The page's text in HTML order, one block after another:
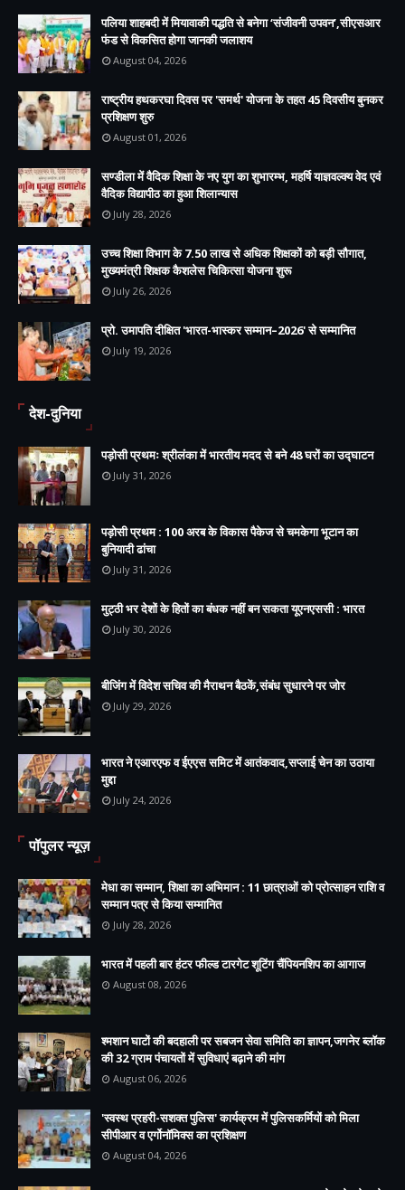
पलिया शाहबदी में मियावाकी पद्धति से बनेगा ‘संजीवनी उपवन’,सीएसआर
फंड से विकसित होगा जानकी जलाशय
August 04, 2026
राष्ट्रीय हथकरघा दिवस पर 'समर्थ' योजना के तहत 45 दिवसीय बुनकर
प्रशिक्षण शुरु
August 01, 2026
सण्डीला में वैदिक शिक्षा के नए युग का शुभारम्भ, महर्षि याज्ञवल्क्य वेद एवं
वैदिक विद्यापीठ का हुआ शिलान्यास
July 28, 2026
उच्च शिक्षा विभाग के 7.50 लाख से अधिक शिक्षकों को बड़ी सौगात,
मुख्यमंत्री शिक्षक कैशलेस चिकित्सा योजना शुरू
July 26, 2026
प्रो. उमापति दीक्षित 'भारत-भास्कर सम्मान–2026' से सम्मानित
July 19, 2026
देश-दुनिया
पड़ोसी प्रथमः श्रीलंका में भारतीय मदद से बने 48 घरों का उद्घाटन
July 31, 2026
पड़ोसी प्रथम : 100 अरब के विकास पैकेज से चमकेगा भूटान का
बुनियादी ढांचा
July 31, 2026
मुट्ठी भर देशों के हितों का बंधक नहीं बन सकता यूएनएससी : भारत
July 30, 2026
बीजिंग में विदेश सचिव की मैराथन बैठकें,संबंध सुधारने पर जोर
July 29, 2026
भारत ने एआरएफ व ईएएस समिट में आतंकवाद,सप्लाई चेन का उठाया
मुद्दा
July 24, 2026
पॉपुलर न्यूज़
मेधा का सम्मान, शिक्षा का अभिमान : 11 छात्राओं को प्रोत्साहन राशि व
सम्मान पत्र से किया सम्मानित
July 28, 2026
भारत में पहली बार हंटर फील्ड टारगेट शूटिंग चैंपियनशिप का आगाज
August 08, 2026
श्मशान घाटों की बदहाली पर सबजन सेवा समिति का ज्ञापन,जगनेर ब्लॉक
की 32 ग्राम पंचायतों में सुविधाएं बढ़ाने की मांग
August 06, 2026
'स्वस्थ प्रहरी-सशक्त पुलिस' कार्यक्रम में पुलिसकर्मियों को मिला
सीपीआर व एर्गोनॉमिक्स का प्रशिक्षण
August 04, 2026